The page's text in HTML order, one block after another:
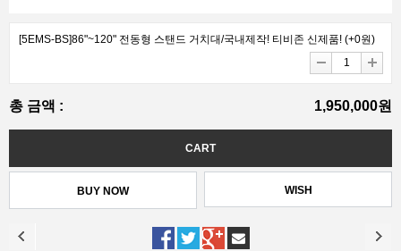
[5EMS-BS]86"~120" 전동형 스탠드 거치대/국내제작! 티비존 신제품! (+0원)
총 금액 : 1,950,000원
WISH